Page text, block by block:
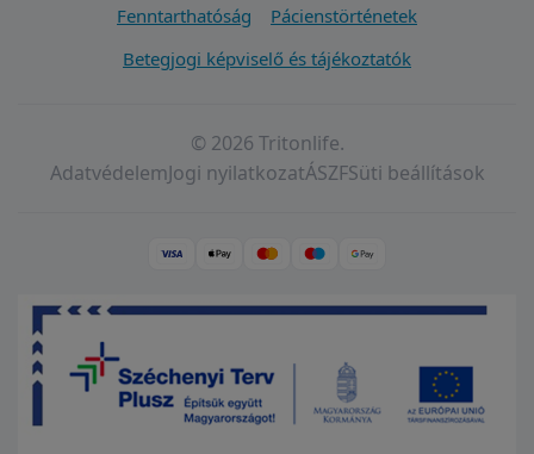
Fenntarthatóság
Pácienstörténetek
Betegjogi képviselő és tájékoztatók
© 2026 Tritonlife.
AdatvédelemJogi nyilatkozatÁSZFSüti beállítások